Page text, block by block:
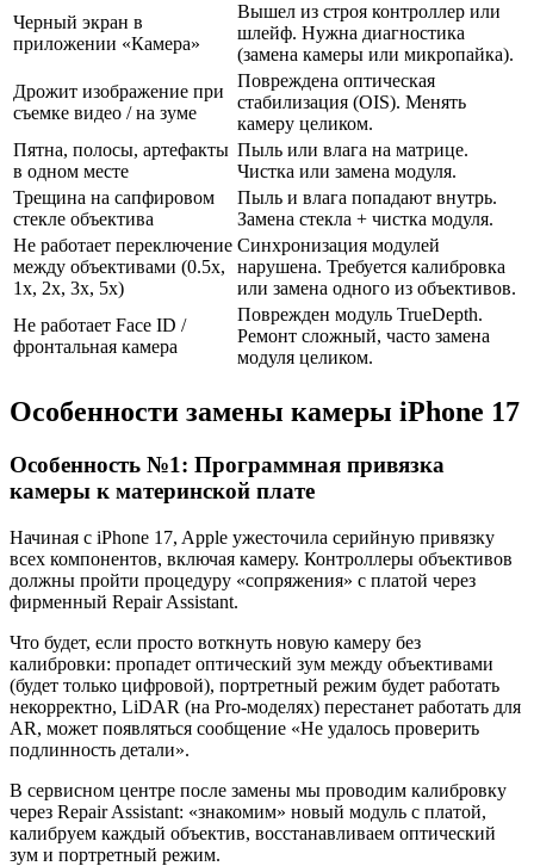
Черный экран в
приложении «Камера»
Вышел из строя контроллер или
шлейф. Нужна диагностика
(замена камеры или микропайка).
Дрожит изображение при
съемке видео / на зуме
Повреждена оптическая
стабилизация (OIS). Менять
камеру целиком.
Пятна, полосы, артефакты
в одном месте
Пыль или влага на матрице.
Чистка или замена модуля.
Трещина на сапфировом
стекле объектива
Пыль и влага попадают внутрь.
Замена стекла + чистка модуля.
Не работает переключение
между объективами (0.5x,
1x, 2x, 3x, 5x)
Синхронизация модулей
нарушена. Требуется калибровка
или замена одного из объективов.
Не работает Face ID /
фронтальная камера
Поврежден модуль TrueDepth.
Ремонт сложный, часто замена
модуля целиком.
Особенности замены камеры iPhone 17
Особенность №1: Программная привязка
камеры к материнской плате
Начиная с iPhone 17, Apple ужесточила серийную привязку
всех компонентов, включая камеру. Контроллеры объективов
должны пройти процедуру «сопряжения» с платой через
фирменный Repair Assistant.
Что будет, если просто воткнуть новую камеру без
калибровки: пропадет оптический зум между объективами
(будет только цифровой), портретный режим будет работать
некорректно, LiDAR (на Pro-моделях) перестанет работать для
AR, может появляться сообщение «Не удалось проверить
подлинность детали».
В сервисном центре после замены мы проводим калибровку
через Repair Assistant: «знакомим» новый модуль с платой,
калибруем каждый объектив, восстанавливаем оптический
зум и портретный режим.